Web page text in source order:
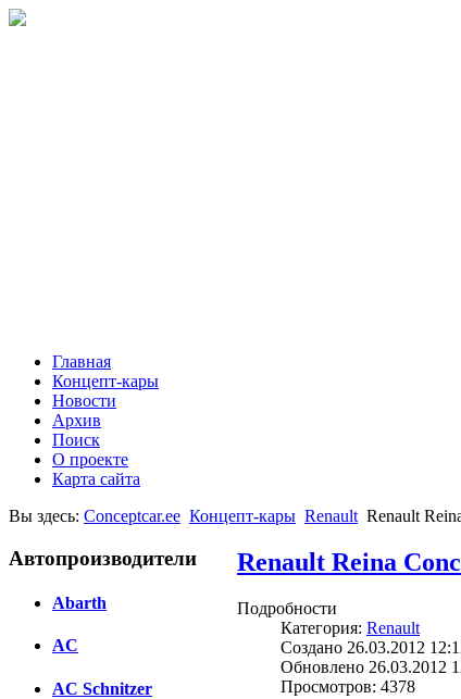
Главная
Концепт-кары
Новости
Архив
Поиск
О проекте
Карта сайта
Вы здесь: Conceptcar.ee Концепт-кары Renault Renault
Автопроизводители
Abarth
AC
AC Schnitzer
Renault Reina
Подробности
Категория: Renault
Создано 26.03.2012
Обновлено 26.03.2012
Просмотров: 4378